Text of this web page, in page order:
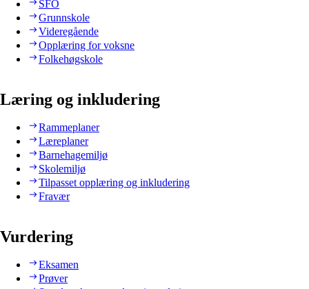
SFO
Grunnskole
Videregående
Opplæring for voksne
Folkehøgskole
Læring og inkludering
Rammeplaner
Læreplaner
Barnehagemiljø
Skolemiljø
Tilpasset opplæring og inkludering
Fravær
Vurdering
Eksamen
Prøver